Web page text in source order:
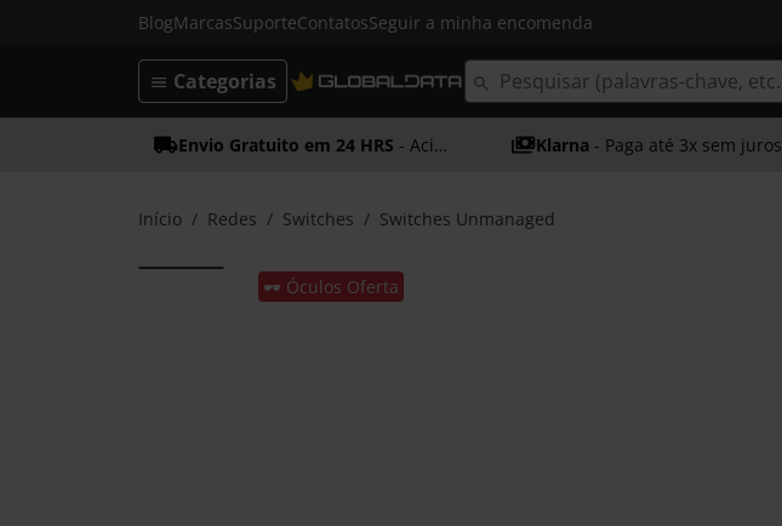
BlogMarcasSuporteContatosSeguir a minha encomenda
Categorias
Envio Gratuito em 24 HRS - Acima dos 50€ Klarna - Paga até 3x sem juros
Início Redes Switches Switches Unmanaged
🕶️ Óculos Oferta